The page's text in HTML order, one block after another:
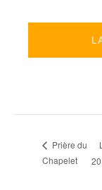
Prière du
Chapelet